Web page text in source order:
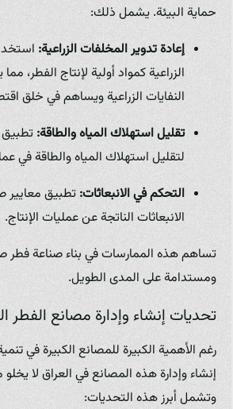
حماية البيئة. يشمل ذلك:
إعادة تدوير المخلفات الزراعية:
الزراعية كمواد أولية لإنتاج الفطر،
النفايات الزراعية ويساهم في خلق
تقليل استهلاك المياه والطاقة:تطبيق
لتقليل استهلاك المياه والطاقة في
التحكم في الانبعاثات:تطبيق معايير
الانبعاثات الناتجة عن عمليات الإنتاج.
تساهم هذه الممارسات في بناء صناعة فطر
ومستدامة على المدى الطويل.
تحديات إنشاء وإدارة مصانع الفطر
رغم الأهمية الكبيرة للمصانع الكبيرة في
إنشاء وإدارة هذه المصانع في العراق لا
وتشمل أبرز هذه التحديات: